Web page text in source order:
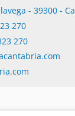
- 39300 -
270
270